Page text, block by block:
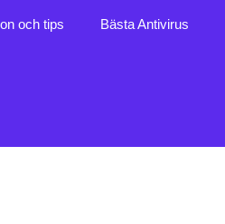
och tips Bästa Antivirus